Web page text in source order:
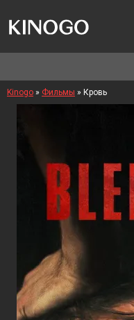
Kinogo » Фильмы » Кровь